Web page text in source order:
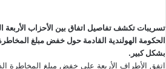
تسريبات تكشف تفاصيل اتفاق بين الأحزاب
الحكومة الهولندية القادمة حول خفض مبلغ
بشكل كبير.
اتفق الأطراف الأربعة على خفض مبلغ المخاطرة